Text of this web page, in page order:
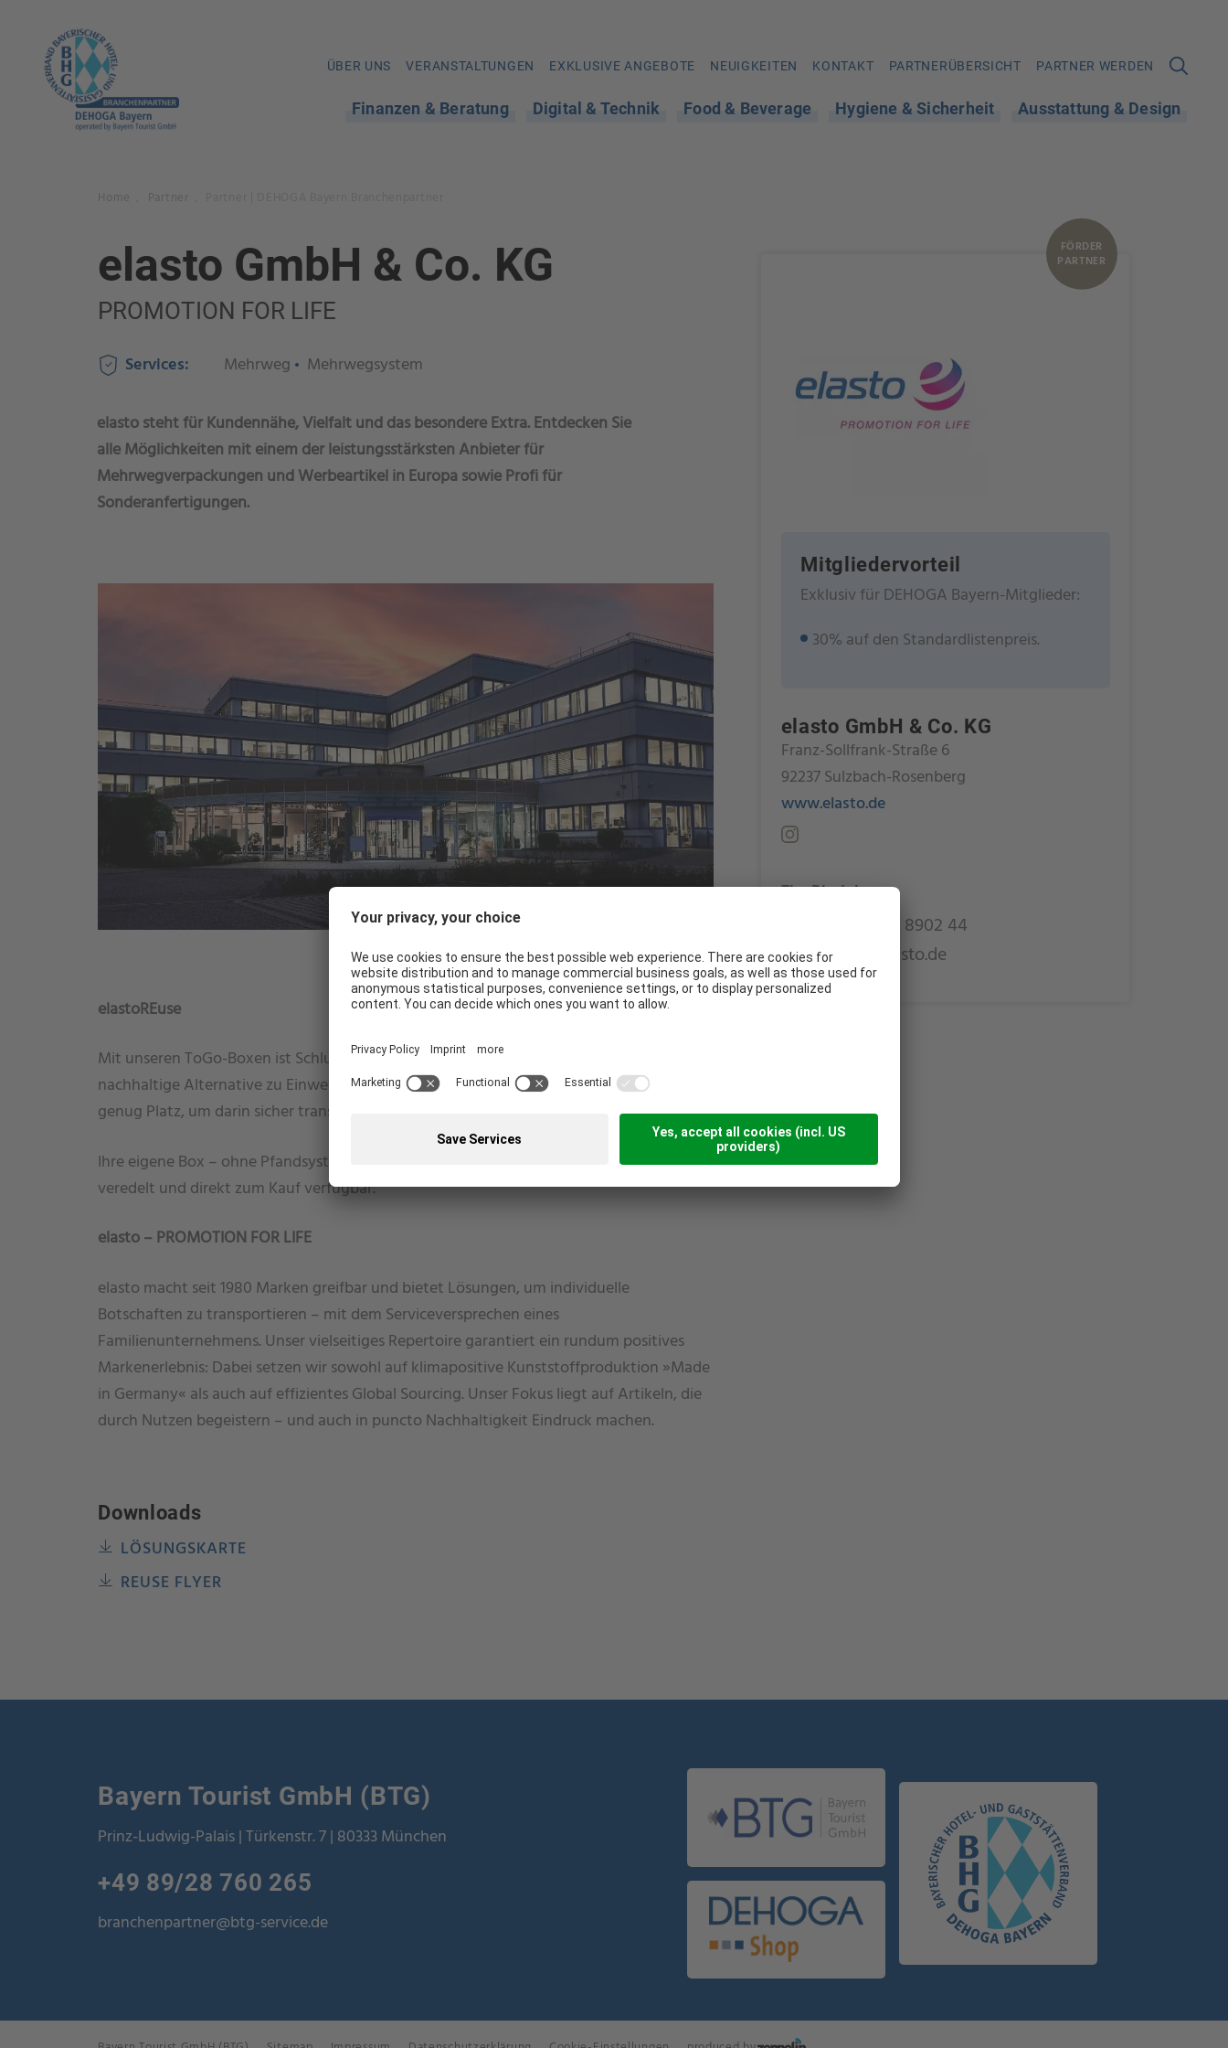
ÜBER UNS VERANSTALTUNGEN EXKLUSIVE ANGEBOTE NEUIGKEITEN KONTAKT PARTNERÜBERSICHT PARTNER WERDEN
Finanzen & Beratung Digital & Technik Food & Beverage Hygiene & Sicherheit Ausstattung & Design
FÖRDER
PARTNER
Mitgliedervorteil
Exklusiv für DEHOGA Bayern-Mitglieder:
30% auf den Standardlistenpreis.
elasto GmbH & Co. KG
Franz-Sollfrank-Straße 6
92237 Sulzbach-Rosenberg
www.elasto.de
Tim Riedel
+49 (0) 9661 8902 44
t.riedel@elasto.de
Home Partner
elasto GmbH & Co. KG
PROMOTION FOR LIFE
Services: Mehrweg Mehrwegsystem
elasto steht für Kundennähe, Vielfalt und das besondere Extra. Entdecken Sie
alle Möglichkeiten mit einem der leistungsstärksten Anbieter für
Mehrwegverpackungen und Werbeartikel in Europa sowie Profi für
Sonderanfertigungen.
elastoREuse
Mit unseren ToGo-Boxen ist Schluss mit der unnötigen Müllproduktion. Sie sind die
nachhaltige Alternative zu Einwegverpackungen und bieten warmen und kalten Speisen
genug Platz, um darin sicher transportiert zu werden.
Ihre eigene Box – ohne Pfandsystem – , direkt in Bayern produziert, mit Ihrem Logo
veredelt und direkt zum Kauf verfügbar.
elasto – PROMOTION FOR LIFE
elasto macht seit 1980 Marken greifbar und bietet Lösungen, um individuelle
Botschaften zu transportieren – mit dem Serviceversprechen eines
Familienunternehmens. Unser vielseitiges Repertoire garantiert ein rundum positives
Markenerlebnis: Dabei setzen wir sowohl auf klimapositive Kunststoffproduktion »Made
in Germany« als auch auf effizientes Global Sourcing. Unser Fokus liegt auf Artikeln, die
durch Nutzen begeistern – und auch in puncto Nachhaltigkeit Eindruck machen.
Downloads
LÖSUNGSKARTE
REUSE FLYER
Bayern Tourist GmbH (BTG)
Prinz-Ludwig-Palais | Türkenstr. 7 | 80333 München
+49 89/28 760 265
branchenpartner@btg-service.de